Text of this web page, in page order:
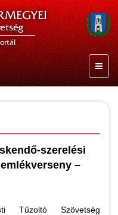
szerelési
–
Tűzoltó Szövetség